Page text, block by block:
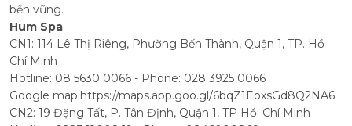
bền vững.
Hum Spa
CN1: 114 Lê Thị Riêng, Phường Bến Thành, Quận 1, TP. Hồ
Chí Minh
Hotline: 08 5630 0066 - Phone: 028 3925 0066
Google map:https://maps.app.goo.gl/6bqZ1EoxsGd8Q2NA6
CN2: 19 Đặng Tất, P. Tân Định, Quận 1, TP Hồ. Chí Minh